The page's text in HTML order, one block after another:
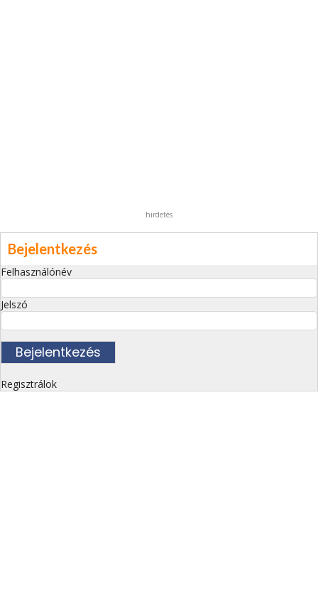
hirdetés
Bejelentkezés
Felhasználónév
Jelszó
Regisztrálok